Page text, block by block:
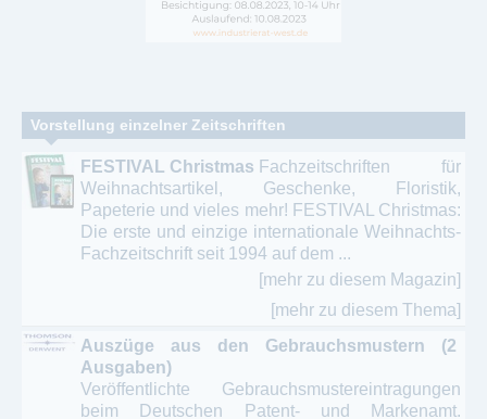
Vorstellung einzelner Zeitschriften
FESTIVAL Christmas Fachzeitschriften für
Weihnachtsartikel, Geschenke, Floristik,
Papeterie und vieles mehr! FESTIVAL Christmas:
Die erste und einzige internationale Weihnachts-
Fachzeitschrift seit 1994 auf dem ...
[mehr zu diesem Magazin]
[mehr zu diesem Thema]
Auszüge aus den Gebrauchsmustern (2
Ausgaben)
Veröffentlichte Gebrauchsmustereintragungen
beim Deutschen Patent- und Markenamt.